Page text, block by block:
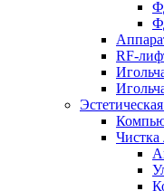
RF-
Чистка